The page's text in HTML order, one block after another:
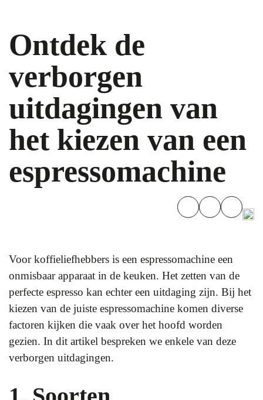
Ontdek de
verborgen
uitdagingen van
het kiezen van een
espressomachine
Voor koffieliefhebbers is een espressomachine een
onmisbaar apparaat in de keuken. Het zetten van de
perfecte espresso kan echter een uitdaging zijn. Bij het
kiezen van de juiste espressomachine komen diverse
factoren kijken die vaak over het hoofd worden
gezien. In dit artikel bespreken we enkele van deze
verborgen uitdagingen.